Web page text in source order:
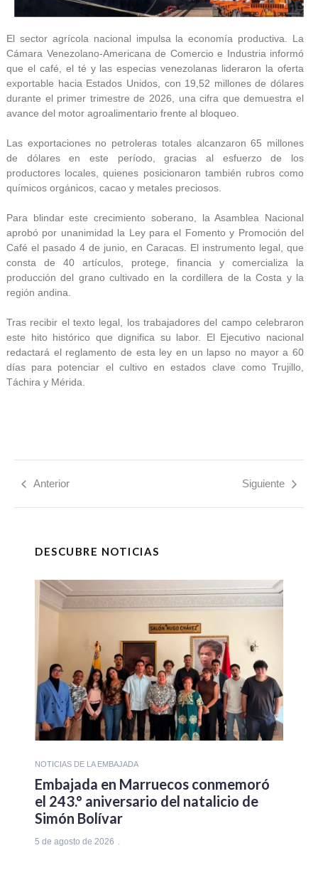
El sector agrícola nacional impulsa la economía productiva. La
Cámara Venezolano-Americana de Comercio e Industria informó
que el café, el té y las especias venezolanas lideraron la oferta
exportable hacia Estados Unidos, con 19,52 millones de dólares
durante el primer trimestre de 2026, una cifra que demuestra el
avance del motor agroalimentario frente al bloqueo.
Las exportaciones no petroleras totales alcanzaron 65 millones
de dólares en este período, gracias al esfuerzo de los
productores locales, quienes posicionaron también rubros como
químicos orgánicos, cacao y metales preciosos.
Para blindar este crecimiento soberano, la Asamblea Nacional
aprobó por unanimidad la Ley para el Fomento y Promoción del
Café el pasado 4 de junio, en Caracas. El instrumento legal, que
consta de 40 artículos, protege, financia y comercializa la
producción del grano cultivado en la cordillera de la Costa y la
región andina.
Tras recibir el texto legal, los trabajadores del campo celebraron
este hito histórico que dignifica su labor. El Ejecutivo nacional
redactará el reglamento de esta ley en un lapso no mayor a 60
días para potenciar el cultivo en estados clave como Trujillo,
Táchira y Mérida.
Anterior Siguiente
DESCUBRE NOTICIAS
NOTICIAS DE LA EMBAJADA
Embajada en Marruecos conmemoró
el 243.° aniversario del natalicio de
Simón Bolívar
5 de agosto de 2026